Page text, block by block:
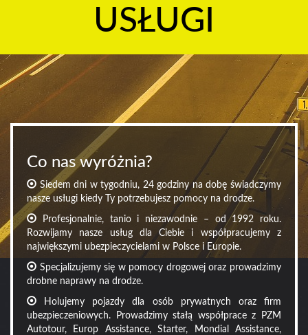
USŁUGI
Co nas wyróżnia?
Siedem dni w tygodniu, 24 godziny na dobę świadczymy
nasze usługi kiedy Ty potrzebujesz pomocy na drodze.
Profesjonalnie, tanio i niezawodnie – od 1992 roku.
Rozwijamy nasze usług dla Ciebie i współpracujemy z
największymi ubezpieczycielami w Polsce i Europie.
Specjalizujemy się w pomocy drogowej oraz prowadzimy
drobne naprawy na drodze.
Holujemy pojazdy dla osób prywatnych oraz firm
ubezpieczeniowych. Prowadzimy stałą współprace z PZM
Autotour, Europ Assistance, Starter, Mondial Assistance,